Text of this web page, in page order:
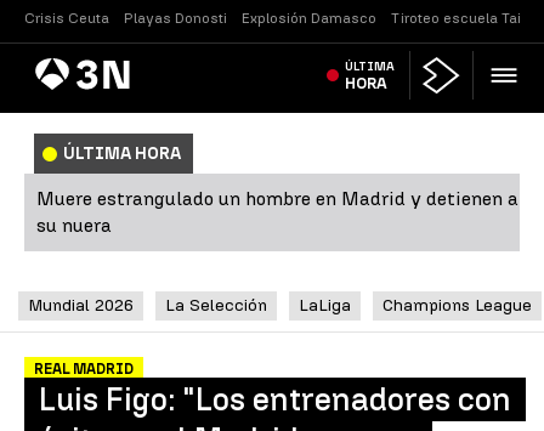
Crisis Ceuta Playas Donosti Explosión Damasco Tiroteo escuela
AntenaNoticias ÚLTIMA
HORA
ÚLTIMA HORA
Muere estrangulado un hombre en Madrid y detienen a
su nuera
Mundial 2026 La Selección LaLiga Champions League
REAL MADRID
Luis Figo: "Los entrenadores con